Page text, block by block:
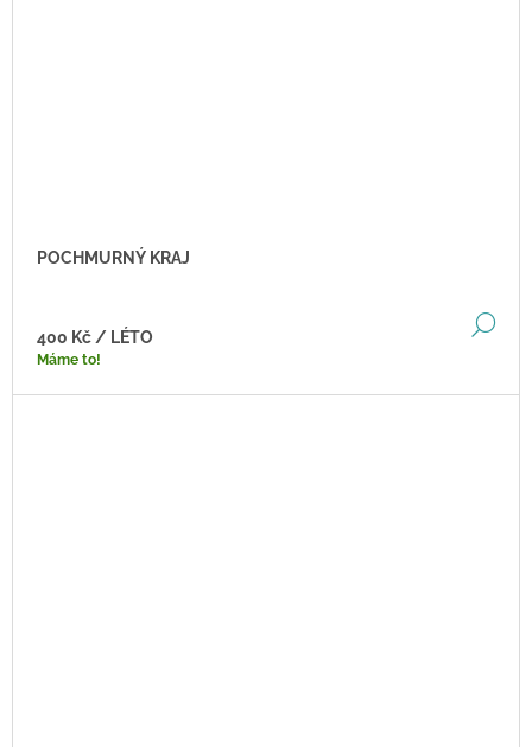
POCHMURNÝ KRAJ
400 Kč/ LÉTO
Máme to!